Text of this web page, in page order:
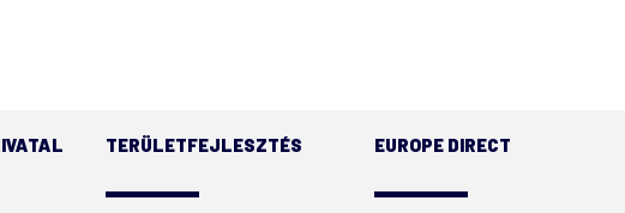
TERÜLETFEJLESZTÉS EUROPE DIRECT